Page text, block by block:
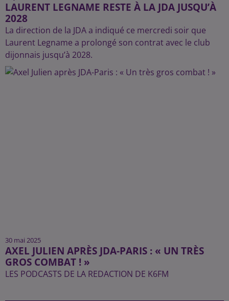
LAURENT LEGNAME RESTE À LA JDA JUSQU’À
2028
La direction de la JDA a indiqué ce mercredi soir que
Laurent Legname a prolongé son contrat avec le club
dijonnais jusqu’à 2028.
30 mai 2025
AXEL JULIEN APRÈS JDA-PARIS : « UN TRÈS
GROS COMBAT ! »
LES PODCASTS DE LA REDACTION DE K6FM